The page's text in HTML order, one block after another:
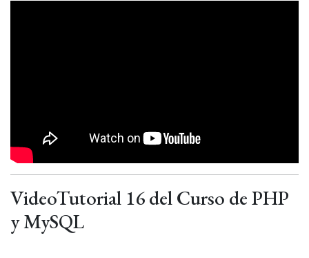
VideoTutorial 16 del Curso de PHP
y MySQL